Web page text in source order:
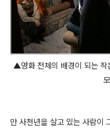
▲영화 전체의 배경이 되는 작
만 사천년을 살고 있는 사람이